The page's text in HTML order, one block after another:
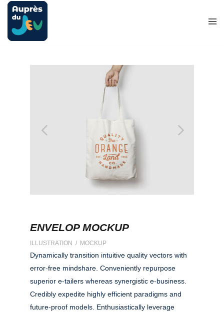
ENVELOP MOCKUP
ILLUSTRATION / MOCKUP
Dynamically transition intuitive quality vectors with
error-free mindshare. Conveniently repurpose
superior e-tailers whereas synergistic e-business.
Credibly expedite highly efficient paradigms and
future-proof models. Enthusiastically leverage